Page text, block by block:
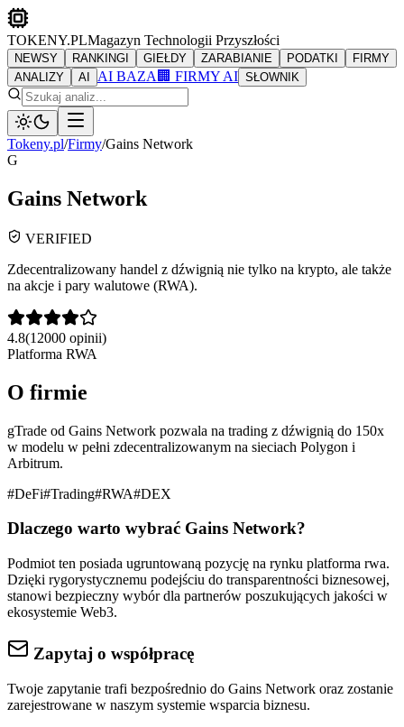
TOKENY.PLMagazyn Technologii Przyszłości
NEWSY RANKINGI GIEŁDY ZARABIANIE PODATKI
FIRMY
ANALIZY
AI AI BAZA 🏢 FIRMY AI SŁOWNIK
Tokeny.pl/Firmy/Gains Network
G
Gains Network
VERIFIED
Zdecentralizowany handel z dźwignią nie tylko na krypto, ale także
na akcje i pary walutowe (RWA).
4.8(12000 opinii)
Platforma RWA
O firmie
gTrade od Gains Network pozwala na trading z dźwignią do 150x
w modelu w pełni zdecentralizowanym na sieciach Polygon i
Arbitrum.
#DeFi#Trading#RWA#DEX
Dlaczego warto wybrać Gains Network?
Podmiot ten posiada ugruntowaną pozycję na rynku platforma rwa.
Dzięki rygorystycznemu podejściu do transparentności biznesowej,
stanowi bezpieczny wybór dla partnerów poszukujących jakości w
ekosystemie Web3.
Zapytaj o współpracę
Twoje zapytanie trafi bezpośrednio do Gains Network oraz zostanie
zarejestrowane w naszym systemie wsparcia biznesu.